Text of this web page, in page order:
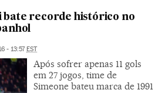
bate recorde histórico no
- 13:57 EST
Após sofrer apenas 11 gols
em 27 jogos, time de
Simeone bateu marca de 1991